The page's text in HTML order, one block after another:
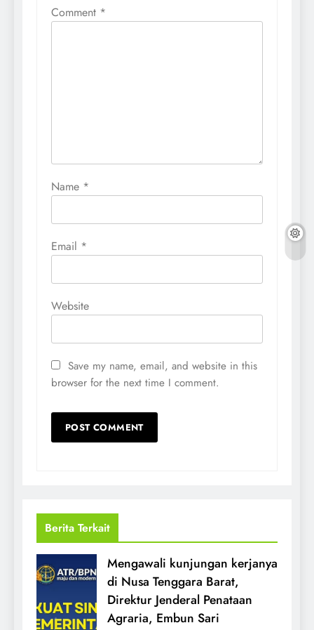
Comment *
Name *
Email *
Website
Save my name, email, and website in this
browser for the next time I comment.
Berita Terkait
Mengawali kunjungan kerjanya
di Nusa Tenggara Barat,
Direktur Jenderal Penataan
Agraria, Embun Sari